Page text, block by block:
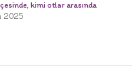
kimi otlar arasında
2025